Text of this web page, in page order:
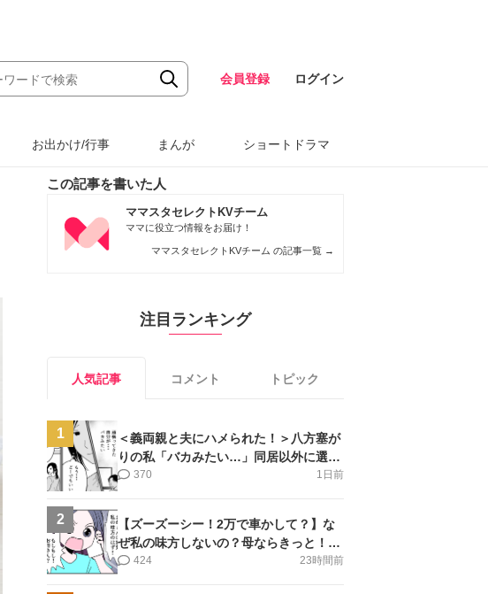
会員登録 ログイン
お出かけ/行事 まんが ショートドラマ
この記事を書いた人
ママスタセレクトKVチーム
ママに役立つ情報をお届け！
ママスタセレクトKVチーム の記事一覧 →
注目ランキング
人気記事 コメント トピック
1
＜義両親と夫にハメられた！＞八方塞が
りの私「バカみたい…」同居以外に選択
肢がない【第5話まんが】
1日前
370
2
【ズーズーシー！2万で車かして？】な
ぜ私の味方しないの？母ならきっと！＜
第17話＞#4コマ母道場
23時間前
424